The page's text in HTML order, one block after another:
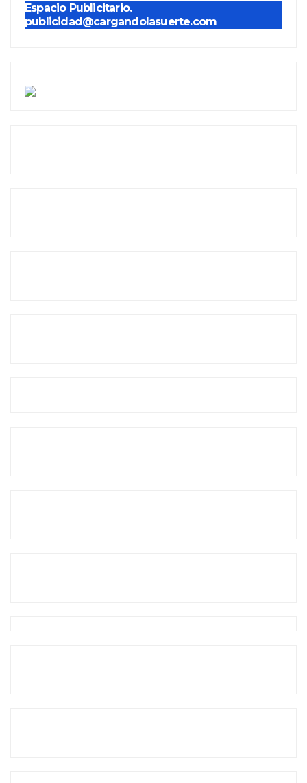
Espacio Publicitario.
publicidad@cargandolasuerte.com